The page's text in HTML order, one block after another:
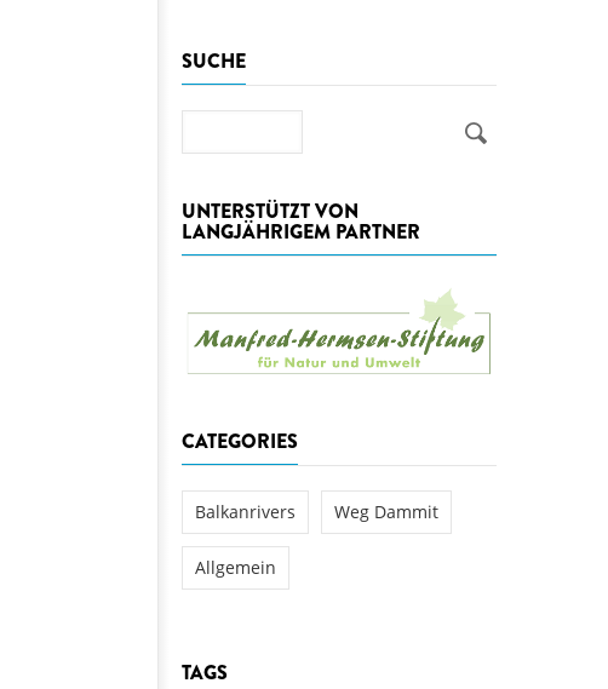
Erfolg für den Kamp: Aus für
Kraftwerksneubau im Kamptal
SUCHE
UNTERSTÜTZT VON
LANGJÄHRIGEM PARTNER
CATEGORIES
Balkanrivers Weg Dammit
Allgemein
TAGS